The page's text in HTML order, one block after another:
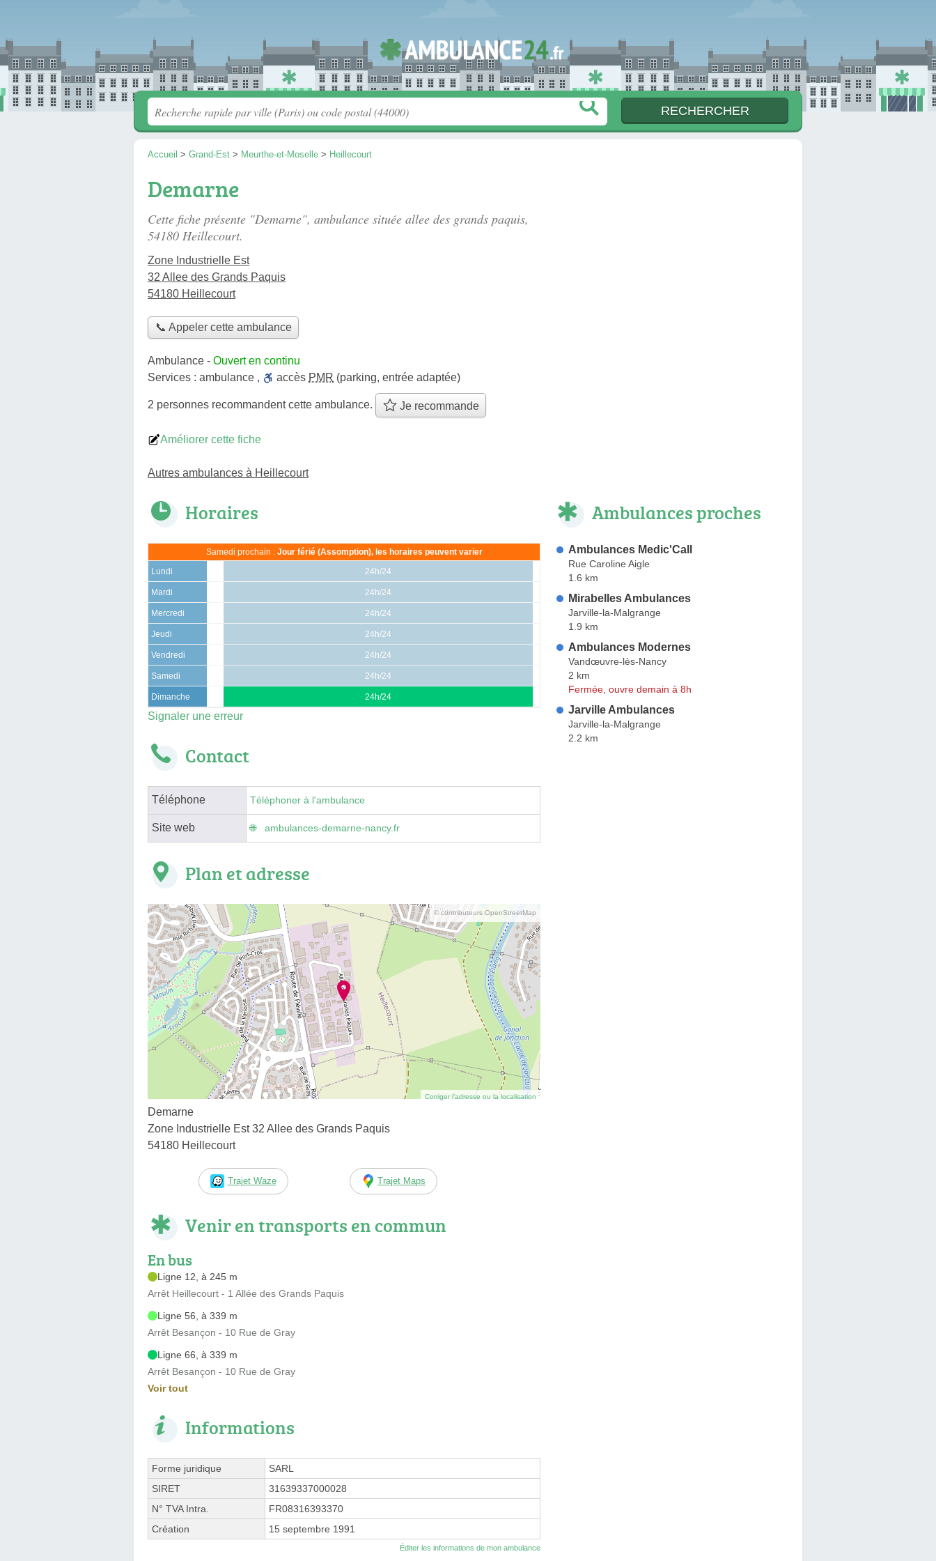
Accueil > Grand-Est > Meurthe-et-Moselle > Heillecourt
Demarne
Cette fiche présente "Demarne", ambulance située allee des grands paquis,
54180 Heillecourt.
Zone Industrielle Est
32 Allee des Grands Paquis
54180 Heillecourt
📞 Appeler cette ambulance
Ambulance - Ouvert en continu
Services : ambulance , accès PMR (parking, entrée adaptée)
2 personnes recommandentcette ambulance. Je recommande
Améliorer cette fiche
Autres ambulances à Heillecourt
Horaires
Samedi prochain : Jour férié (Assomption), les horaires peuvent varier
Lundi 24h/24
Mardi 24h/24
Mercredi 24h/24
Jeudi 24h/24
Vendredi 24h/24
Samedi 24h/24
Dimanche 24h/24
Signaler une erreur
Contact
Téléphone Téléphoner à l'ambulance
Site web ambulances-demarne-nancy.fr
Plan et adresse
© contributeurs OpenStreetMap
Corriger l’adresse ou la localisation
Demarne
Zone Industrielle Est 32 Allee des Grands Paquis
54180 Heillecourt
Trajet Waze Trajet Maps
Venir en transports en commun
En bus
Ligne 12, à 245 m
Arrêt Heillecourt - 1 Allée des Grands Paquis
Ligne 56, à 339 m
Arrêt Besançon - 10 Rue de Gray
Ligne 66, à 339 m
Arrêt Besançon - 10 Rue de Gray
Voir tout
Informations
Forme juridique
SARL
SIRET
31639337000028
N° TVA Intra.
FR08316393370
Création
15 septembre 1991
Éditer les informations de mon ambulance
Ambulances proches
Ambulances Medic'Call
Rue Caroline Aigle
1.6 km
Mirabelles Ambulances
Jarville-la-Malgrange
1.9 km
Ambulances Modernes
Vandœuvre-lès-Nancy
2 km
Fermée, ouvre demain à 8h
Jarville Ambulances
Jarville-la-Malgrange
2.2 km